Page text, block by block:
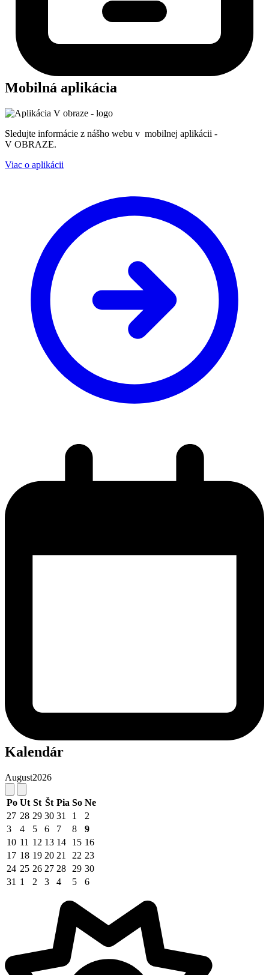
Mobilná aplikácia
Sledujte informácie z nášho webu v mobilnej aplikácii -
V OBRAZE.
Viac o aplikácii
Kalendár
August2026
Po Ut St Št Pia So Ne
27 28 29 30 31 1
2
3
4 5 6 7 8
9
10 11 12 13 14 15 16
17 18 19 20 21 22 23
24 25 26 27 28 29 30
31 1 2 3 4 5 6